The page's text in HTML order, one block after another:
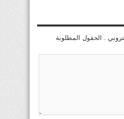
. الحقول المطلوبة